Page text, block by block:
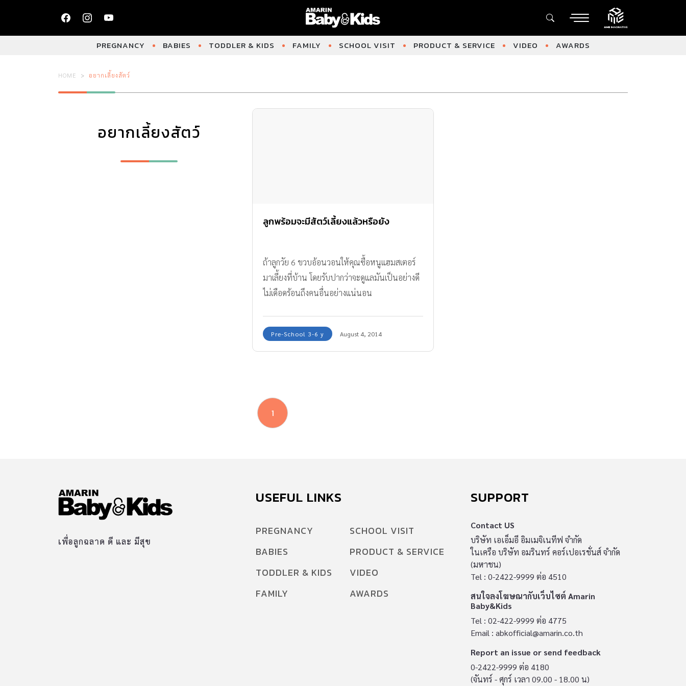
PREGNANCY BABIES TODDLER & KIDS FAMILY SCHOOL VISIT PRODUCT & SERVICE VIDEO AWARDS
HOME อยากเลี้ยงสัตว์
อยากเลี้ยงสัตว์
ลูกพร้อมจะมีสัตว์เลี้ยงแล้วหรือยัง
ถ้าลูกวัย 6 ขวบอ้อนวอนให้คุณซื้อหนูแฮมสเตอร์
มาเลี้ยงที่บ้าน โดยรับปากว่าจะดูแลมันเป็นอย่างดี
ไม่เดือดร้อนถึงคนอื่นอย่างแน่นอน
Pre-School 3-6 y August 4, 2014
1
เพื่อลูกฉลาด ดี และ มีสุข
USEFUL LINKS
PREGNANCY
BABIES
TODDLER & KIDS
FAMILY
SCHOOL VISIT
PRODUCT & SERVICE
VIDEO
AWARDS
SUPPORT
Contact US
บริษัท เอเอ็มอี อิมเมจิเนทีฟ จำกัด
ในเครือ บริษัท อมรินทร์ คอร์เปอเรชั่นส์ จำกัด
(มหาชน)
Tel : 0-2422-9999 ต่อ 4510
สนใจลงโฆษณากับเว็บไซต์ Amarin
Baby&Kids
Tel : 02-422-9999 ต่อ 4775
Email : abkofficial@amarin.co.th
Report an issue or send feedback
0-2422-9999 ต่อ 4180
(จันทร์ - ศุกร์ เวลา 09.00 - 18.00 น)